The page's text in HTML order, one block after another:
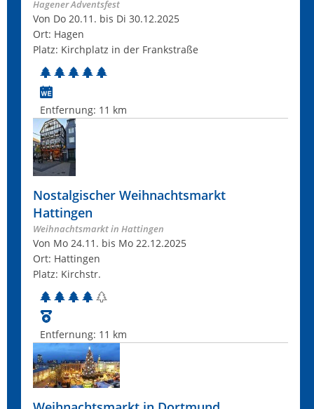
Hagener Adventsfest
Von Do 20.11. bis Di 30.12.2025
Ort: Hagen
Platz: Kirchplatz in der Frankstraße
Entfernung: 11 km
Nostalgischer Weihnachtsmarkt
Hattingen
Weihnachtsmarkt in Hattingen
Von Mo 24.11. bis Mo 22.12.2025
Ort: Hattingen
Platz: Kirchstr.
Entfernung: 11 km